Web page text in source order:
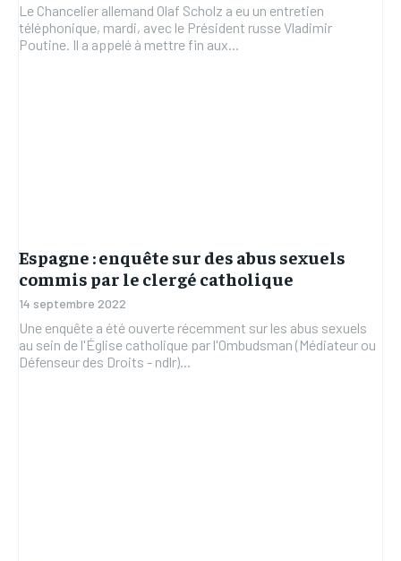
Le Chancelier allemand Olaf Scholz a eu un entretien
téléphonique, mardi, avec le Président russe Vladimir
Poutine. Il a appelé à mettre fin aux...
Espagne : enquête sur des abus sexuels
commis par le clergé catholique
14 septembre 2022
Une enquête a été ouverte récemment sur les abus sexuels
au sein de l'Église catholique par l'Ombudsman (Médiateur ou
Défenseur des Droits - ndlr)...